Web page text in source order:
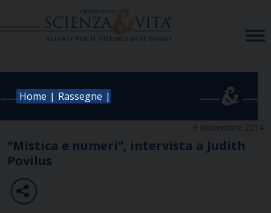
Home | Rassegne |
8 Novembre 2014
“Mistica e numeri”, intervista a Judith
Povilus